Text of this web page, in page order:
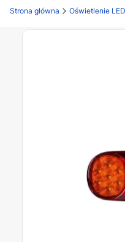
Strona główna Oświetlenie LED